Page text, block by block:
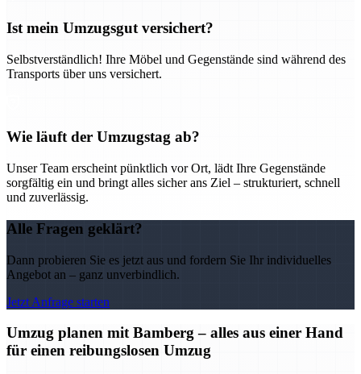
Ist mein Umzugsgut versichert?
Selbstverständlich! Ihre Möbel und Gegenstände sind während des
Transports über uns versichert.
Wie läuft der Umzugstag ab?
Unser Team erscheint pünktlich vor Ort, lädt Ihre Gegenstände
sorgfältig ein und bringt alles sicher ans Ziel – strukturiert, schnell
und zuverlässig.
Alle Fragen geklärt?
Dann probieren Sie es jetzt aus und fordern Sie Ihr individuelles
Angebot an – ganz unverbindlich.
Jetzt Anfrage starten
Umzug planen mit Bamberg – alles aus einer Hand
für einen reibungslosen Umzug